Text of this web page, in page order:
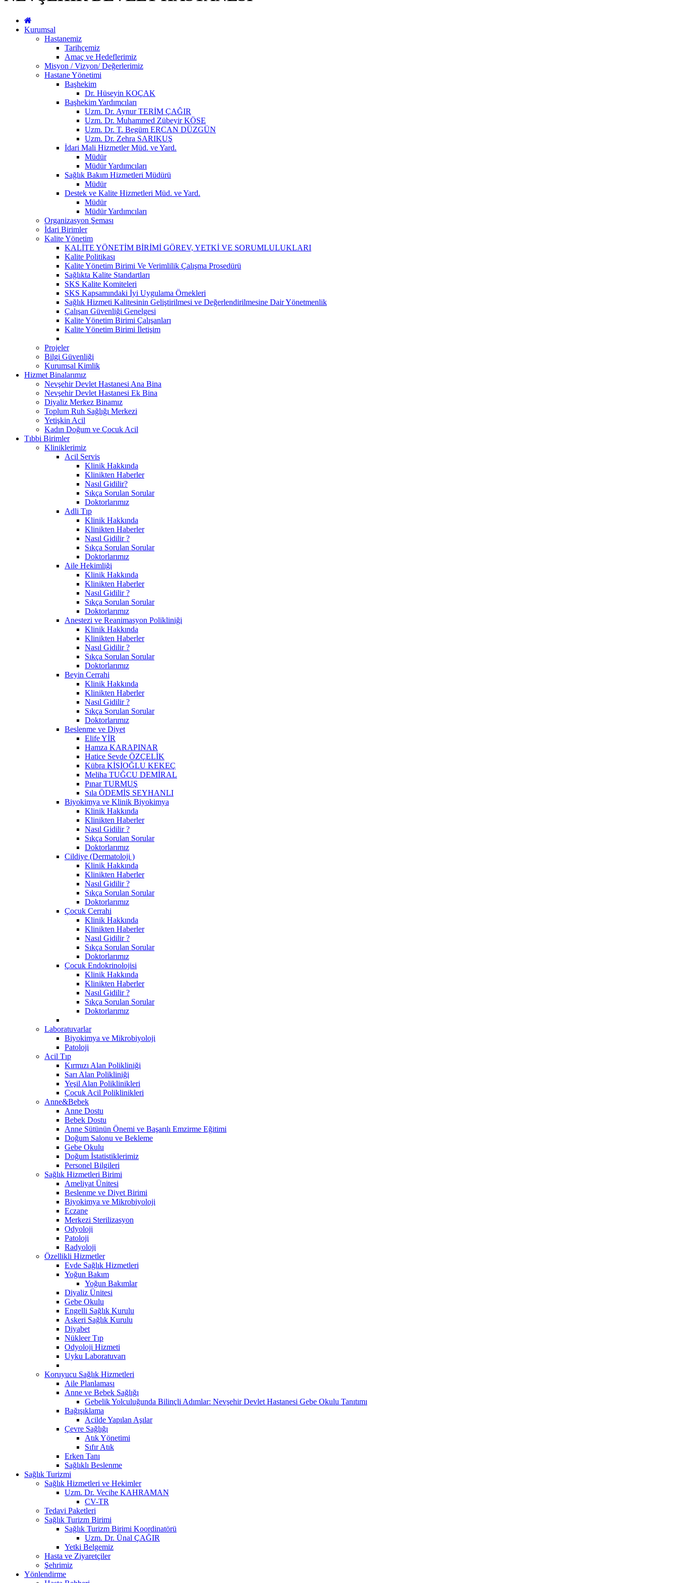
Kurumsal
Hastanemiz
Tarihçemiz
Amaç ve Hedeflerimiz
Misyon / Vizyon/ Değerlerimiz
Hastane Yönetimi
Başhekim
Dr. Hüseyin KOÇAK
Başhekim Yardımcıları
Uzm. Dr. Aynur TERİM ÇAĞIR
Uzm. Dr. Muhammed Zübeyir KÖSE
Uzm. Dr. T. Begüm ERCAN DÜZGÜN
Uzm. Dr. Zehra SARIKUŞ
İdari Mali Hizmetler Müd. ve Yard.
Müdür
Müdür Yardımcıları
Sağlık Bakım Hizmetleri Müdürü
Müdür
Destek ve Kalite Hizmetleri Müd. ve Yard.
Müdür
Müdür Yardımcıları
Organizasyon Şeması
İdari Birimler
Kalite Yönetim
KALİTE YÖNETİM BİRİMİ GÖREV, YETKİ VE SORUMLULUKLARI
Kalite Politikası
Kalite Yönetim Birimi Ve Verimlilik Çalışma Prosedürü
Sağlıkta Kalite Standartları
SKS Kalite Komiteleri
SKS Kapsamındaki İyi Uygulama Örnekleri
Sağlık Hizmeti Kalitesinin Geliştirilmesi ve Değerlendirilmesine Dair Yönetmenlik
Çalışan Güvenliği Genelgesi
Kalite Yönetim Birimi Çalışanları
Kalite Yönetim Birimi İletişim
Projeler
Bilgi Güvenliği
Kurumsal Kimlik
Hizmet Binalarımız
Nevşehir Devlet Hastanesi Ana Bina
Nevşehir Devlet Hastanesi Ek Bina
Diyaliz Merkez Binamız
Toplum Ruh Sağlığı Merkezi
Yetişkin Acil
Kadın Doğum ve Çocuk Acil
Tıbbi Birimler
Kliniklerimiz
Acil Servis
Klinik Hakkında
Klinikten Haberler
Nasıl Gidilir?
Sıkça Sorulan Sorular
Doktorlarımız
Adli Tıp
Klinik Hakkında
Klinikten Haberler
Nasıl Gidilir ?
Sıkça Sorulan Sorular
Doktorlarımız
Aile Hekimliği
Klinik Hakkında
Klinikten Haberler
Nasıl Gidilir ?
Sıkça Sorulan Sorular
Doktorlarımız
Anestezi ve Reanimasyon Polikliniği
Klinik Hakkında
Klinikten Haberler
Nasıl Gidilir ?
Sıkça Sorulan Sorular
Doktorlarımız
Beyin Cerrahi
Klinik Hakkında
Klinikten Haberler
Nasıl Gidilir ?
Sıkça Sorulan Sorular
Doktorlarımız
Beslenme ve Diyet
Elife YİR
Hamza KARAPINAR
Hatice Sevde ÖZÇELİK
Kübra KİŞİOĞLU KEKEÇ
Meliha TUĞCU DEMİRAL
Pınar TURMUŞ
Sıla ÖDEMİŞ SEYHANLI
Biyokimya ve Klinik Biyokimya
Klinik Hakkında
Klinikten Haberler
Nasıl Gidilir ?
Sıkça Sorulan Sorular
Doktorlarımız
Cildiye (Dermatoloji )
Klinik Hakkında
Klinikten Haberler
Nasıl Gidilir ?
Sıkça Sorulan Sorular
Doktorlarımız
Çocuk Cerrahi
Klinik Hakkında
Klinikten Haberler
Nasıl Gidilir ?
Sıkça Sorulan Sorular
Doktorlarımız
Çocuk Endokrinolojisi
Klinik Hakkında
Klinikten Haberler
Nasıl Gidilir ?
Sıkça Sorulan Sorular
Doktorlarımız
Laboratuvarlar
Biyokimya ve Mikrobiyoloji
Patoloji
Acil Tıp
Kırmızı Alan Polikliniği
Sarı Alan Polikliniği
Yeşil Alan Poliklinikleri
Çocuk Acil Poliklinikleri
Anne&Bebek
Anne Dostu
Bebek Dostu
Anne Sütünün Önemi ve Başarılı Emzirme Eğitimi
Doğum Salonu ve Bekleme
Gebe Okulu
Doğum İstatistiklerimiz
Personel Bilgileri
Sağlık Hizmetleri Birimi
Ameliyat Ünitesi
Beslenme ve Diyet Birimi
Biyokimya ve Mikrobiyoloji
Eczane
Merkezi Sterilizasyon
Odyoloji
Patoloji
Radyoloji
Özellikli Hizmetler
Evde Sağlık Hizmetleri
Yoğun Bakım
Yoğun Bakımlar
Diyaliz Ünitesi
Gebe Okulu
Engelli Sağlık Kurulu
Askeri Sağlık Kurulu
Diyabet
Nükleer Tıp
Odyoloji Hizmeti
Uyku Laboratuvarı
Koruyucu Sağlık Hizmetleri
Aile Planlaması
Anne ve Bebek Sağlığı
Gebelik Yolculuğunda Bilinçli Adımlar: Nevşehir Devlet Hastanesi Gebe Okulu Tanıtımı
Bağışıklama
Acilde Yapılan Aşılar
Çevre Sağlığı
Atık Yönetimi
Sıfır Atık
Erken Tanı
Sağlıklı Beslenme
Sağlık Turizmi
Sağlık Hizmetleri ve Hekimler
Uzm. Dr. Vecihe KAHRAMAN
CV-TR
Tedavi Paketleri
Sağlık Turizm Birimi
Sağlık Turizm Birimi Koordinatörü
Uzm. Dr. Ünal ÇAĞIR
Yetki Belgemiz
Hasta ve Ziyaretçiler
Şehrimiz
Yönlendirme